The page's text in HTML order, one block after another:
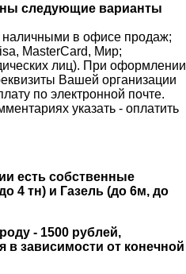
следующие варианты
наличными в офисе продаж;
MasterCard, Мир;
лиц). При оформлении
Вашей организации
по электронной почте.
указать - оплатить
есть собственные
4 тн) и Газель (до 6м, до
- 1500 рублей,
в зависимости от конечной